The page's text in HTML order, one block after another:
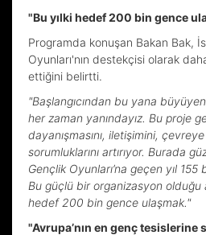
"Bu yılki hedef 200 bin gence
Programda konuşan Bakan Bak,
Oyunları'nın destekçisi olarak
ettiğini belirtti.
"Başlangıcından bu yana
her zaman yanındayız. Bu proje
dayanışmasını, iletişimini, çevreye
sorumluklarını artırıyor. Burada
Gençlik Oyunları’na geçen yıl 155
Bu güçlü bir organizasyon olduğu
hedef 200 bin gence ulaşmak."
"Avrupa’nın en genç tesislerine